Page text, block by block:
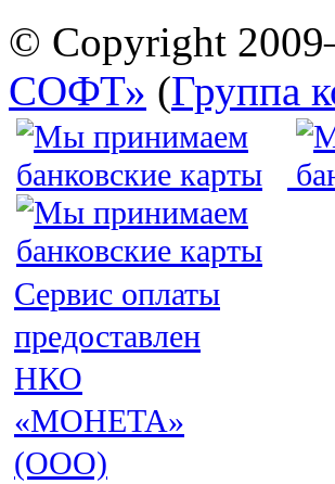
© Copyright
СОФТ» (Группа
Сервис оплаты
предоставлен
НКО
«МОНЕТА»
(ООО)